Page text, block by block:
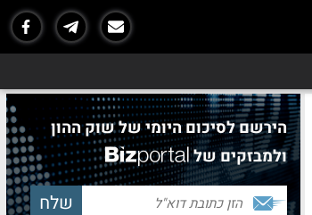
הירשם לסיכום היומי של שוק ההון
ולמבזקים של